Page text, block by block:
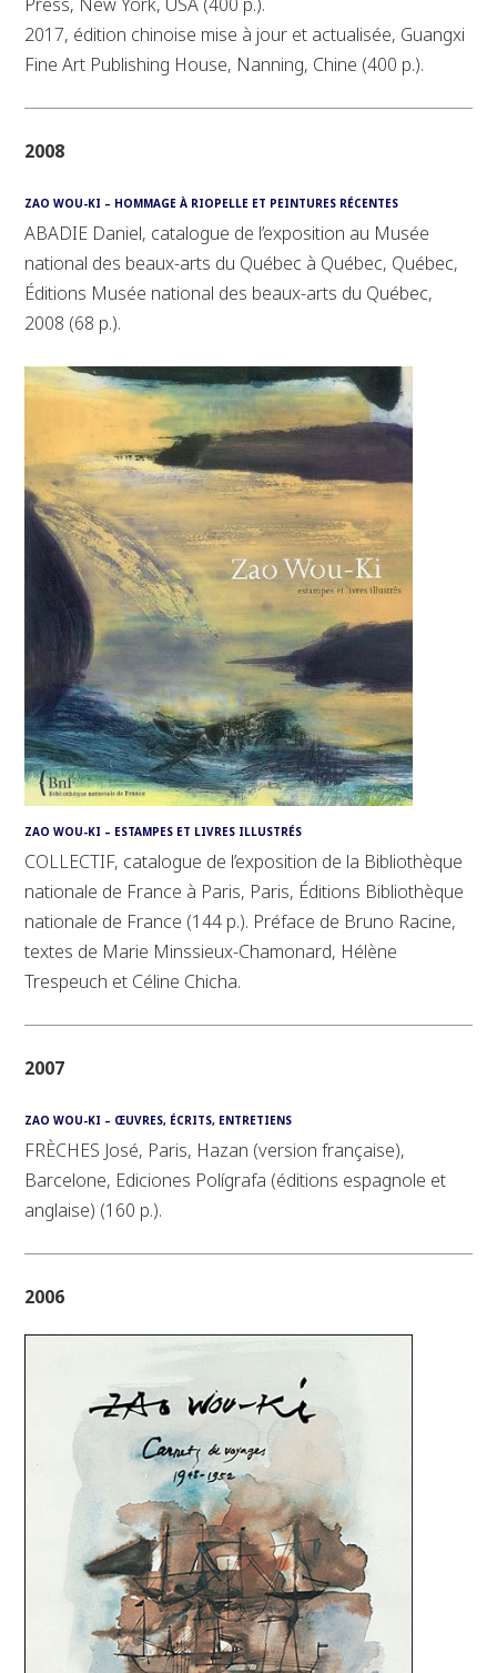
2017, édition chinoise mise à jour et actualisée, Guangxi
Fine Art Publishing House, Nanning, Chine (400 p.).
2008
ZAO WOU-KI – HOMMAGE À RIOPELLE ET PEINTURES RÉCENTES
ABADIE Daniel, catalogue de l’exposition au Musée
national des beaux-arts du Québec à Québec, Québec,
Éditions Musée national des beaux-arts du Québec,
2008 (68 p.).
ZAO WOU-KI – ESTAMPES ET LIVRES ILLUSTRÉS
COLLECTIF, catalogue de l’exposition de la Bibliothèque
nationale de France à Paris, Paris, Éditions Bibliothèque
nationale de France (144 p.). Préface de Bruno Racine,
textes de Marie Minssieux-Chamonard, Hélène
Trespeuch et Céline Chicha.
2007
ZAO WOU-KI – ŒUVRES, ÉCRITS, ENTRETIENS
FRÈCHES José, Paris, Hazan (version française),
Barcelone, Ediciones Polígrafa (éditions espagnole et
anglaise) (160 p.).
2006